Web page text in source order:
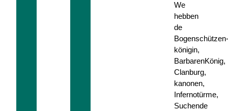
We
hebben
de
königin,
BarbarenKönig,
Clanburg,
kanonen,
Infernotürme,
Suchende